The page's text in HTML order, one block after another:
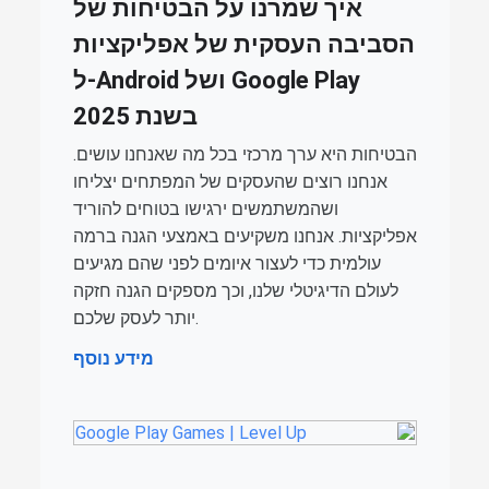
איך שמרנו על הבטיחות של
הסביבה העסקית של אפליקציות
ל-Android ושל Google Play
בשנת 2025
הבטיחות היא ערך מרכזי בכל מה שאנחנו עושים.
אנחנו רוצים שהעסקים של המפתחים יצליחו
ושהמשתמשים ירגישו בטוחים להוריד
אפליקציות. אנחנו משקיעים באמצעי הגנה ברמה
עולמית כדי לעצור איומים לפני שהם מגיעים
לעולם הדיגיטלי שלנו, וכך מספקים הגנה חזקה
יותר לעסק שלכם.
מידע נוסף